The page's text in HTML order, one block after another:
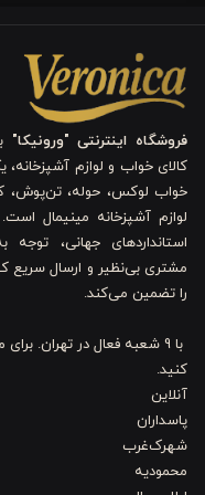
خطوط افقی در رنگ‌های
شما بتوانید برای اتاق
در تولید این محصول از
در اثر شستشو یا استفاده
اگر به‌دنبال یک کالای
مهمی در افزایش طول عمر
4. ابعاد استاندارد و مناسب تخت نوجوان
این ست شامل سه قطعه
نوجوان سایز 90 و 120
جابه‌جا نشود؛ موضوعی که
فروشگاه اینترنتی "ورونیکا"
کالای خواب و لوازم آشپزخانه،
خواب لوکس، حوله، تن‌پوش،
لوازم آشپزخانه مینیمال
استانداردهای جهانی،
مشتری بی‌نظیر و ارسال سریع
را تضمین می‌کند.
با 9 شعبه فعال در تهران. برای مشاهده آدرس
کنید.
آنلاین
پاسداران
شهرک‌غرب
محمودیه